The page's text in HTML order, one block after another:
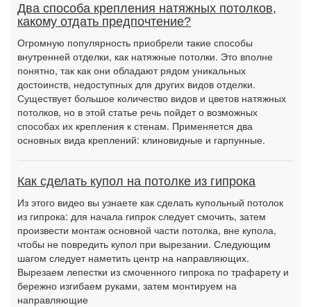
Два способа крепления натяжных потолков,
какому отдать предпочтение?
Огромную популярность приобрели такие способы
внутренней отделки, как натяжные потолки. Это вполне
понятно, так как они обладают рядом уникальных
достоинств, недоступных для других видов отделки.
Существует большое количество видов и цветов натяжных
потолков, но в этой статье речь пойдет о возможных
способах их крепления к стенам. Применяется два
основных вида креплений: клиновидные и гарпунные.
Как сделать купол на потолке из гипрока
Из этого видео вы узнаете как сделать купольный потолок
из гипрока: для начала гипрок следует смочить, затем
произвести монтаж основной части потолка, вне купола,
чтобы не повредить купол при вырезании. Следующим
шагом следует наметить центр на направляющих.
Вырезаем лепестки из смоченного гипрока по трафарету и
бережно изгибаем руками, затем монтируем на
направляющие